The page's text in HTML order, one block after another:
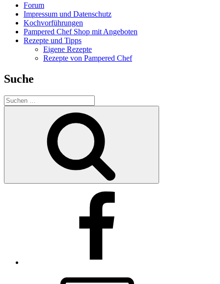
Forum
Impressum und Datenschutz
Kochvorführungen
Pampered Chef Shop mit Angeboten
Rezepte und Tipps
Eigene Rezepte
Rezepte von Pampered Chef
Suche
Suche
nach: